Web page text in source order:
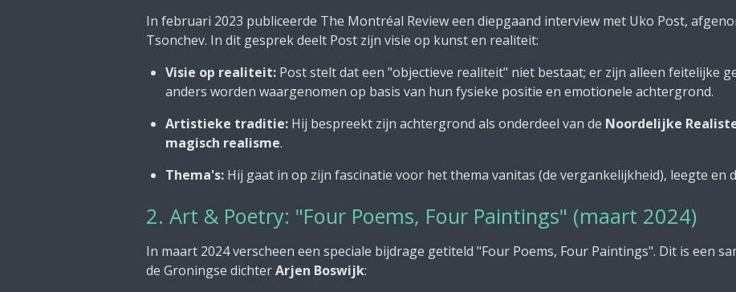
In februari 2023 publiceerde The Montréal Review een diepgaand interview met Uko Post,
Tsonchev. In dit gesprek deelt Post zijn visie op kunst en realiteit:
Visie op realiteit: Post stelt dat een "objectieve realiteit" niet bestaat; er zijn alleen feitelijke
anders worden waargenomen op basis van hun fysieke positie en emotionele achtergrond.
Artistieke traditie: Hij bespreekt zijn achtergrond als onderdeel van de Noordelijke
magisch realisme.
Thema's: Hij gaat in op zijn fascinatie voor het thema vanitas (de vergankelijkheid), leegte en
2. Art & Poetry: "Four Poems, Four Paintings" (maart 2024)
In maart 2024 verscheen een speciale bijdrage getiteld "Four Poems, Four Paintings". Dit is een
de Groningse dichterArjen Boswijk: